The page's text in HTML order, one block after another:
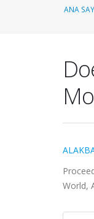
ANA
World,